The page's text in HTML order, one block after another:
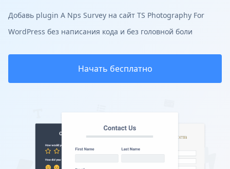
Добавь plugin A Nps Survey на сайт TS Photography For
WordPress без написания кода и без головной боли
Начать бесплатно